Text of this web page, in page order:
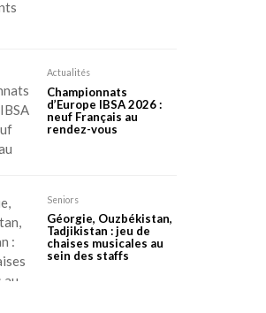
Actualités
Championnats
d’Europe IBSA 2026 :
neuf Français au
rendez-vous
Seniors
Géorgie, Ouzbékistan,
Tadjikistan : jeu de
chaises musicales au
sein des staffs